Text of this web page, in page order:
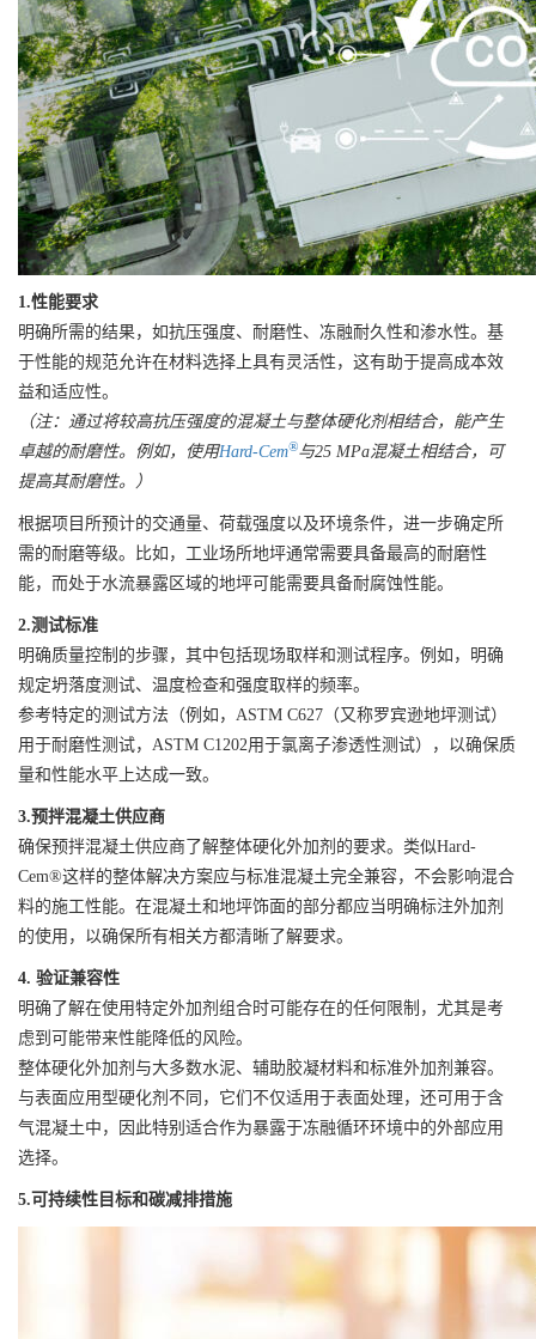
1.性能要求
明确所需的结果，如抗压强度、耐磨性、冻融耐久性和渗水性。基
于性能的规范允许在材料选择上具有灵活性，这有助于提高成本效
益和适应性。
（注：通过将较高抗压强度的混凝土与整体硬化剂相结合，能产生
卓越的耐磨性。例如，使用Hard-Cem®与25 MPa混凝土相结合，可
提高其耐磨性。）
根据项目所预计的交通量、荷载强度以及环境条件，进一步确定所
需的耐磨等级。比如，工业场所地坪通常需要具备最高的耐磨性
能，而处于水流暴露区域的地坪可能需要具备耐腐蚀性能。
2.测试标准
明确质量控制的步骤，其中包括现场取样和测试程序。例如，明确
规定坍落度测试、温度检查和强度取样的频率。
参考特定的测试方法（例如，ASTM C627（又称罗宾逊地坪测试）
用于耐磨性测试，ASTM C1202用于氯离子渗透性测试），以确保质
量和性能水平上达成一致。
3.预拌混凝土供应商
确保预拌混凝土供应商了解整体硬化外加剂的要求。类似Hard-
Cem®这样的整体解决方案应与标准混凝土完全兼容，不会影响混合
料的施工性能。在混凝土和地坪饰面的部分都应当明确标注外加剂
的使用，以确保所有相关方都清晰了解要求。
4. 验证兼容性
明确了解在使用特定外加剂组合时可能存在的任何限制，尤其是考
虑到可能带来性能降低的风险。
整体硬化外加剂与大多数水泥、辅助胶凝材料和标准外加剂兼容。
与表面应用型硬化剂不同，它们不仅适用于表面处理，还可用于含
气混凝土中，因此特别适合作为暴露于冻融循环环境中的外部应用
选择。
5.可持续性目标和碳减排措施